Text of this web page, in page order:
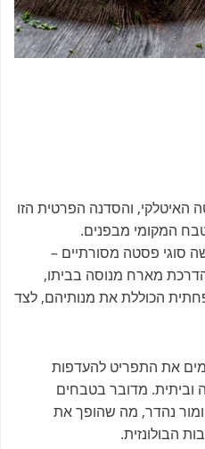
האיטלקי, והסדנה הפרטית הזו
המקומי מבפנים.
סוגי פסטה מסורתיים –
מארח מנוסה בביתו,
הכוללת את מנותיהם, לצד
את התפריט להעדפות
וביתית. מדובר בטבחים
נהדר, מה שהופך את
הבולונזית.